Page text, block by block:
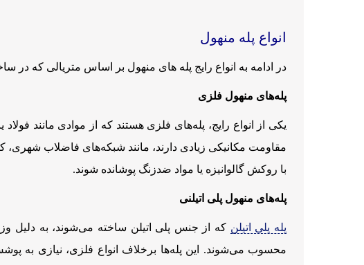
انواع پله منهول
در ادامه به انواع رایج پله های منهول بر اساس متریالی که
پله‌های منهول فلزی
یکی از انواع رایج، پله‌های فلزی هستند که از موادی مانند
مقاومت مکانیکی زیادی دارند، مانند شبکه‌های فاضلاب شهری،
با روکش گالوانیزه یا مواد ضدزنگ پوشانده شوند.
پله‌های منهول پلی اتیلنی
پله پلی اتیلن که از جنس پلی ‌اتیلن ساخته می‌شوند، به دلیل
محسوب می‌شوند. این پله‌ها برخلاف انواع فلزی، نیازی به